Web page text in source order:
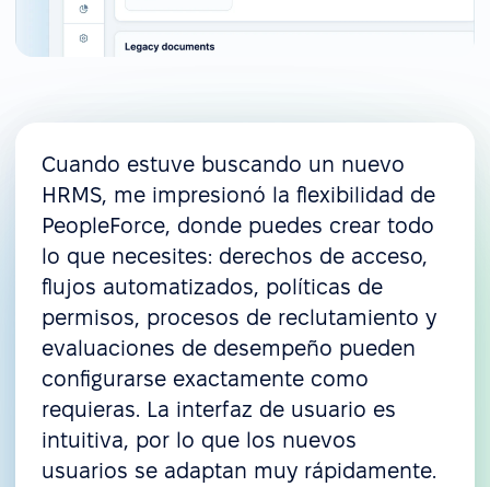
Cuando estuve buscando un nuevo
HRMS, me impresionó la flexibilidad de
PeopleForce, donde puedes crear todo
lo que necesites: derechos de acceso,
flujos automatizados, políticas de
permisos, procesos de reclutamiento y
evaluaciones de desempeño pueden
configurarse exactamente como
requieras. La interfaz de usuario es
intuitiva, por lo que los nuevos
usuarios se adaptan muy rápidamente.